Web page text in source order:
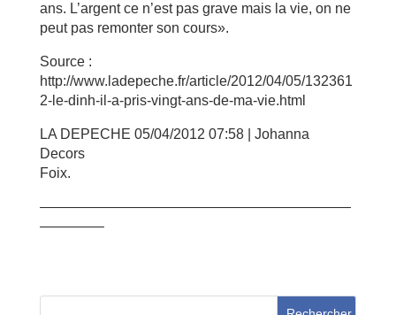
ans. L’argent ce n’est pas grave mais la vie, on ne
peut pas remonter son cours».
Source :
http://www.ladepeche.fr/article/2012/04/05/132361
2-le-dinh-il-a-pris-vingt-ans-de-ma-vie.html
LA DEPECHE 05/04/2012 07:58 | Johanna
Decors
Foix.
——————————————————————
————–